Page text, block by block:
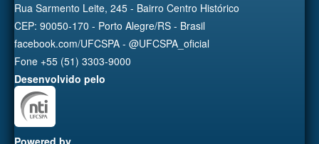
Rua Sarmento Leite, 245 - Bairro Centro Histórico
CEP: 90050-170 - Porto Alegre/RS - Brasil
facebook.com/UFCSPA - @UFCSPA_oficial
Fone +55 (51) 3303-9000
Desenvolvido pelo
Powered by